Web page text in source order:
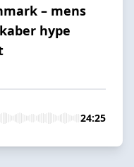
– mens
hype
24:25